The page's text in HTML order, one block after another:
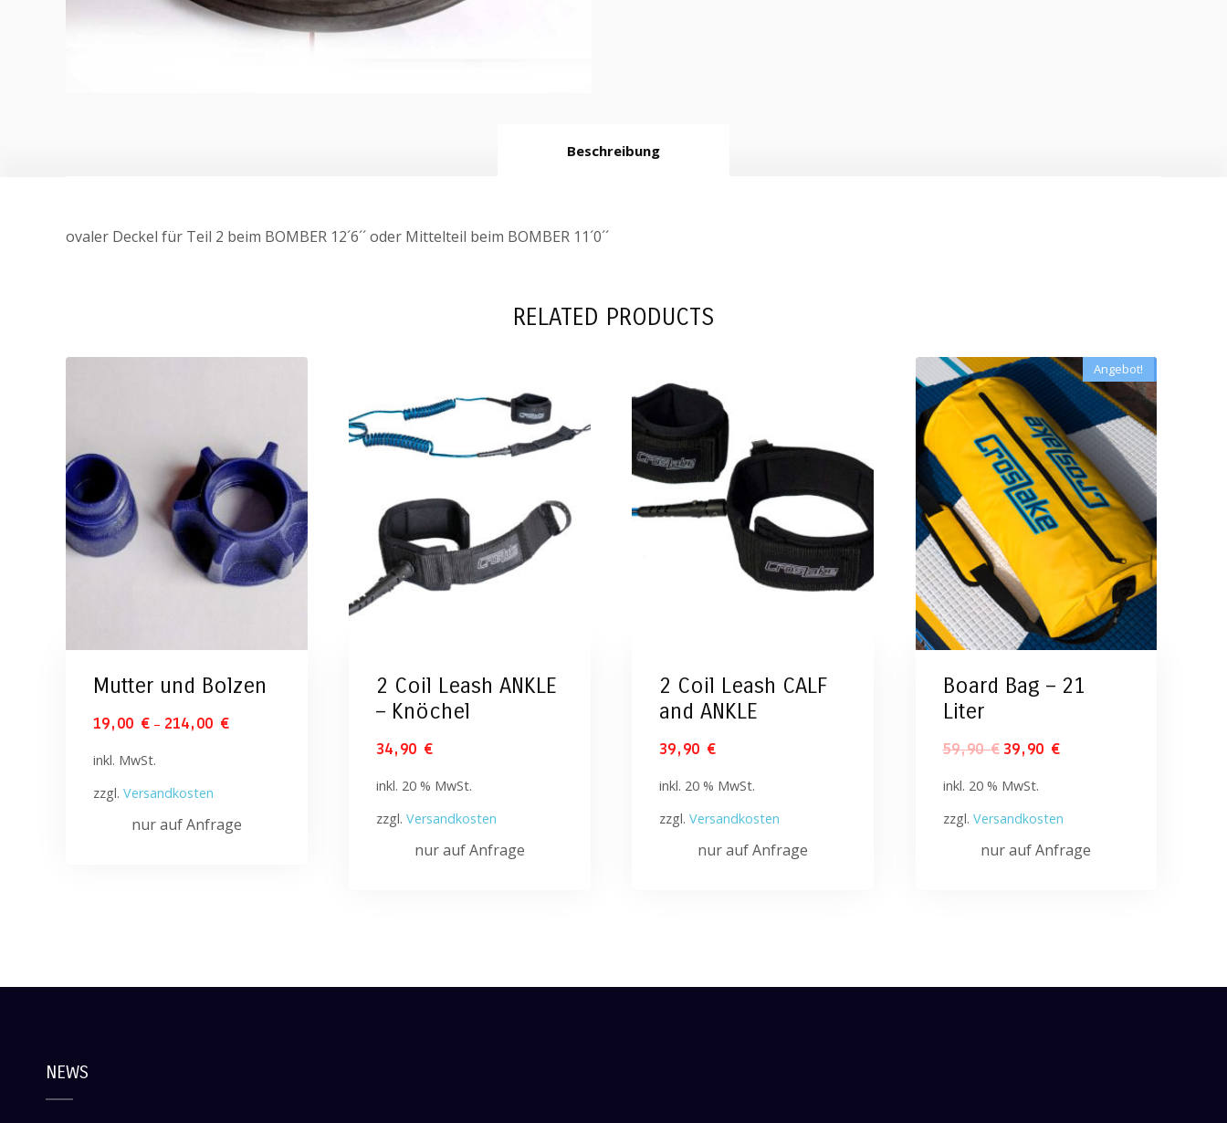
Beschreibung
ovaler Deckel für Teil 2 beim BOMBER 12´6´´ oder Mittelteil beim BOMBER 11´0´´
RELATED PRODUCTS
Mutter und Bolzen
19,00 € – 214,00 €
inkl. MwSt.
zzgl. Versandkosten
nur auf Anfrage
2 Coil Leash ANKLE
– Knöchel
34,90€
inkl. 20 % MwSt.
zzgl.Versandkosten
nur auf Anfrage
2 Coil Leash CALF
and ANKLE
39,90€
inkl. 20 % MwSt.
zzgl.Versandkosten
nur auf Anfrage
Angebot!
Board Bag – 21
Liter
59,90€ 39,90 €
inkl. 20 % MwSt.
zzgl. Versandkosten
nur auf Anfrage
NEWS